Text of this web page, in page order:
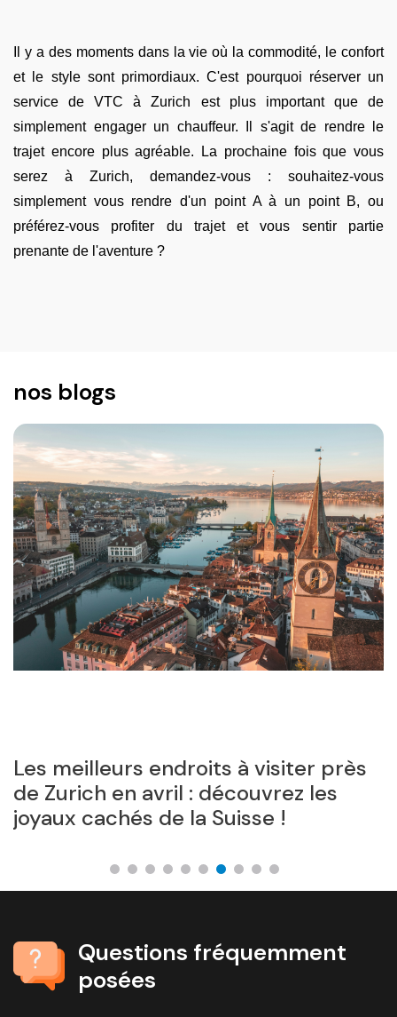
Il y a des moments dans la vie où la commodité, le confort
et le style sont primordiaux. C'est pourquoi réserver un
service de VTC à Zurich est plus important que de
simplement engager un chauffeur. Il s'agit de rendre le
trajet encore plus agréable. La prochaine fois que vous
serez à Zurich, demandez-vous : souhaitez-vous
simplement vous rendre d'un point A à un point B, ou
préférez-vous profiter du trajet et vous sentir partie
prenante de l'aventure ?
nos blogs
Les meilleurs endroits à visiter près
de Zurich en avril : découvrez les
joyaux cachés de la Suisse !
Questions fréquemment
posées